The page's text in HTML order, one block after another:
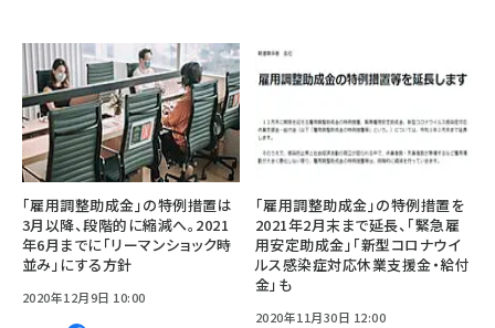
｢雇用調整助成金｣の特例措置は
3月以降、段階的に縮減へ。2021
年6月までに「リーマンショック時
並み」にする方針
2020年12月9日 10:00
｢雇用調整助成金｣の特例措置を
2021年2月末まで延長、「緊急雇
用安定助成金」「新型コロナウイ
ルス感染症対応休業支援金・給付
金」も
2020年11月30日 12:00